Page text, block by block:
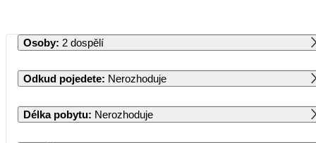
Osoby: 2 dospělí
Odkud pojedete: Nerozhoduje
Délka pobytu: Nerozhoduje